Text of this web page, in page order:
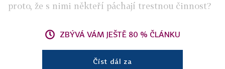
proto, že s nimi někteří páchají trestnou činnost?
ZBÝVÁ VÁM JEŠTĚ 80 % ČLÁNKU
Číst dál za